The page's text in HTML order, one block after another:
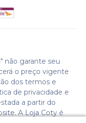
não garante seu
o preço vigente
dos termos e
de privacidade e
a partir do
A Loja Coty é